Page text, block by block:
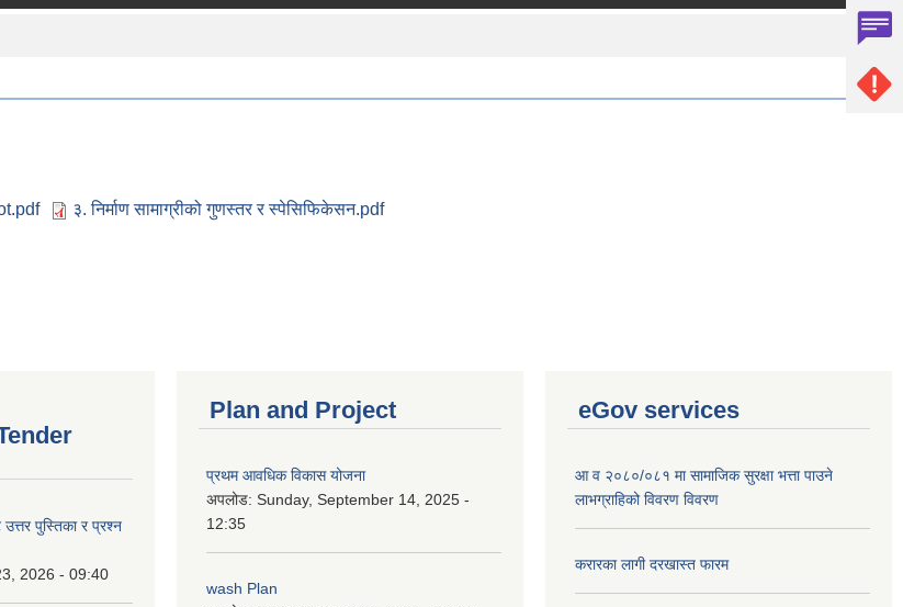
३. निर्माण सामाग्रीको गुणस्तर र स्पेसिफिकेसन.pdf
पुस्तिका र प्रश्न
2026 - 09:40
Plan and Project
प्रथम आवधिक विकास योजना
अपलोड: Sunday, September 14, 2025 -
12:35
wash Plan
eGov services
आ व २०८०/०८१ मा सामाजिक सुरक्षा भत्ता पाउने
लाभग्राहिको विवरण विवरण
करारका लागी दरखास्त फारम